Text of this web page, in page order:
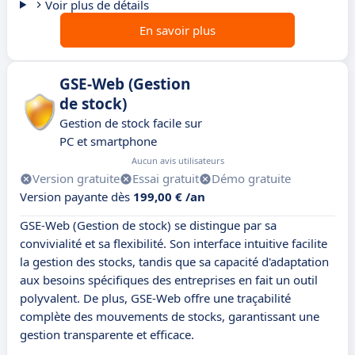
Voir plus de détails
En savoir plus
GSE-Web (Gestion
de stock)
Gestion de stock facile sur
PC et smartphone
Aucun avis utilisateurs
Version gratuite Essai gratuit
Démo gratuite
Version payante dès 199,00 € /an
GSE-Web (Gestion de stock) se distingue par sa
convivialité et sa flexibilité. Son interface intuitive facilite
la gestion des stocks, tandis que sa capacité d'adaptation
aux besoins spécifiques des entreprises en fait un outil
polyvalent. De plus, GSE-Web offre une traçabilité
complète des mouvements de stocks, garantissant une
gestion transparente et efficace.